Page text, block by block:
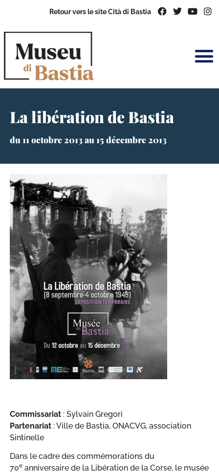
Retour vers le site Cità di Bastia
La libération de Bastia
du 11 octobre 2013 au 15 décembre 2013
Commissariat : Sylvain Gregori
Partenariat : Ville de Bastia, ONACVG, association
Sintinelle
Dans le cadre des commémorations du
70e anniversaire de la Libération de la Corse, le musée